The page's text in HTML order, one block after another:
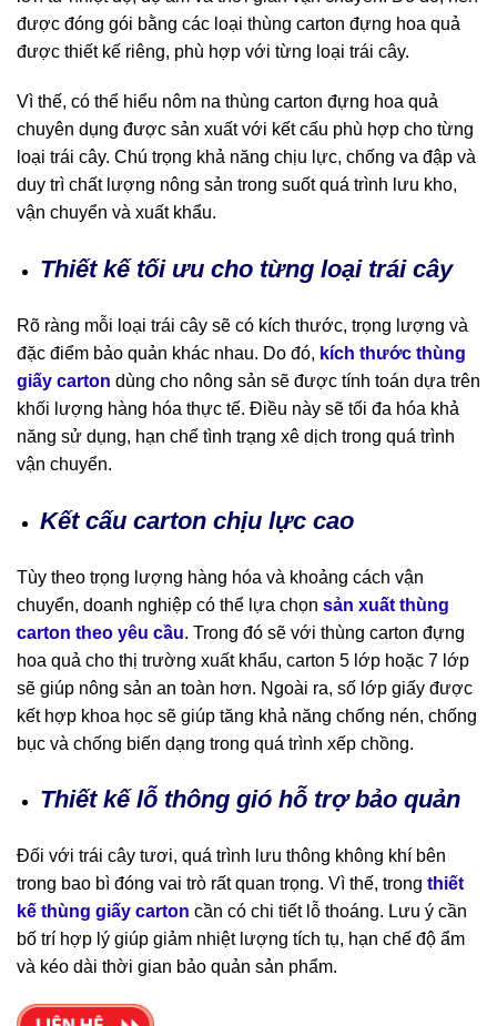
được đóng gói bằng các loại thùng carton đựng hoa quả
được thiết kế riêng, phù hợp với từng loại trái cây.
Vì thế, có thể hiểu nôm na thùng carton đựng hoa quả
chuyên dụng được sản xuất với kết cấu phù hợp cho từng
loại trái cây. Chú trọng khả năng chịu lực, chống va đập và
duy trì chất lượng nông sản trong suốt quá trình lưu kho,
vận chuyển và xuất khẩu.
Thiết kế tối ưu cho từng loại trái cây
Rõ ràng mỗi loại trái cây sẽ có kích thước, trọng lượng và
đặc điểm bảo quản khác nhau. Do đó, kích thước thùng
giấy carton dùng cho nông sản sẽ được tính toán dựa trên
khối lượng hàng hóa thực tế. Điều này sẽ tối đa hóa khả
năng sử dụng, hạn chế tình trạng xê dịch trong quá trình
vận chuyển.
Kết cấu carton chịu lực cao
Tùy theo trọng lượng hàng hóa và khoảng cách vận
chuyển, doanh nghiệp có thể lựa chọn sản xuất thùng
carton theo yêu cầu. Trong đó sẽ với thùng carton đựng
hoa quả cho thị trường xuất khẩu, carton 5 lớp hoặc 7 lớp
sẽ giúp nông sản an toàn hơn. Ngoài ra, số lớp giấy được
kết hợp khoa học sẽ giúp tăng khả năng chống nén, chống
bục và chống biến dạng trong quá trình xếp chồng.
Thiết kế lỗ thông gió hỗ trợ bảo quản
Đối với trái cây tươi, quá trình lưu thông không khí bên
trong bao bì đóng vai trò rất quan trọng. Vì thế, trong thiết
kế thùng giấy carton cần có chi tiết lỗ thoáng. Lưu ý cần
bố trí hợp lý giúp giảm nhiệt lượng tích tụ, hạn chế độ ẩm
và kéo dài thời gian bảo quản sản phẩm.